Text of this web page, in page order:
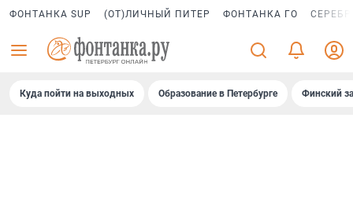
ФОНТАНКА SUP (ОТ)ЛИЧНЫЙ ПИТЕР ФОНТАНКА ГО
Куда пойти на выходных Образование в Петербурге Финский